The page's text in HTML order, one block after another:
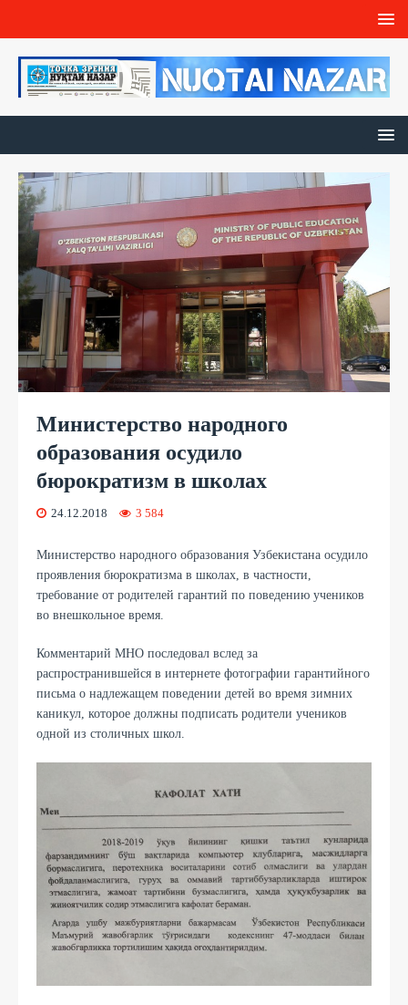
Министерство народного
образования осудило
бюрократизм в школах
24.12.2018 3 584
Министерство народного образования Узбекистана осудило
проявления бюрократизма в школах, в частности,
требование от родителей гарантий по поведению учеников
во внешкольное время.
Комментарий МНО последовал вслед за
распространившейся в интернете фотографии гарантийного
письма о надлежащем поведении детей во время зимних
каникул, которое должны подписать родители учеников
одной из столичных школ.